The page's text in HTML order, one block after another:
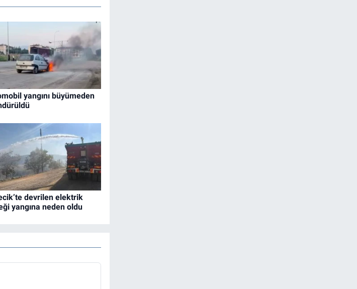
yangını büyümeden
devrilen elektrik
yangına neden oldu